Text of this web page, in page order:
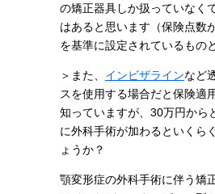
の矯正器具しか扱っていなく
はあると思います（保険点数
を基準に設定されているもの
＞また、 インビザラインなど
スを使用する場合だと保険適
知っていますが、30万円から
に外科手術が加わるといくら
ょうか？
顎変形症の外科手術に伴う矯